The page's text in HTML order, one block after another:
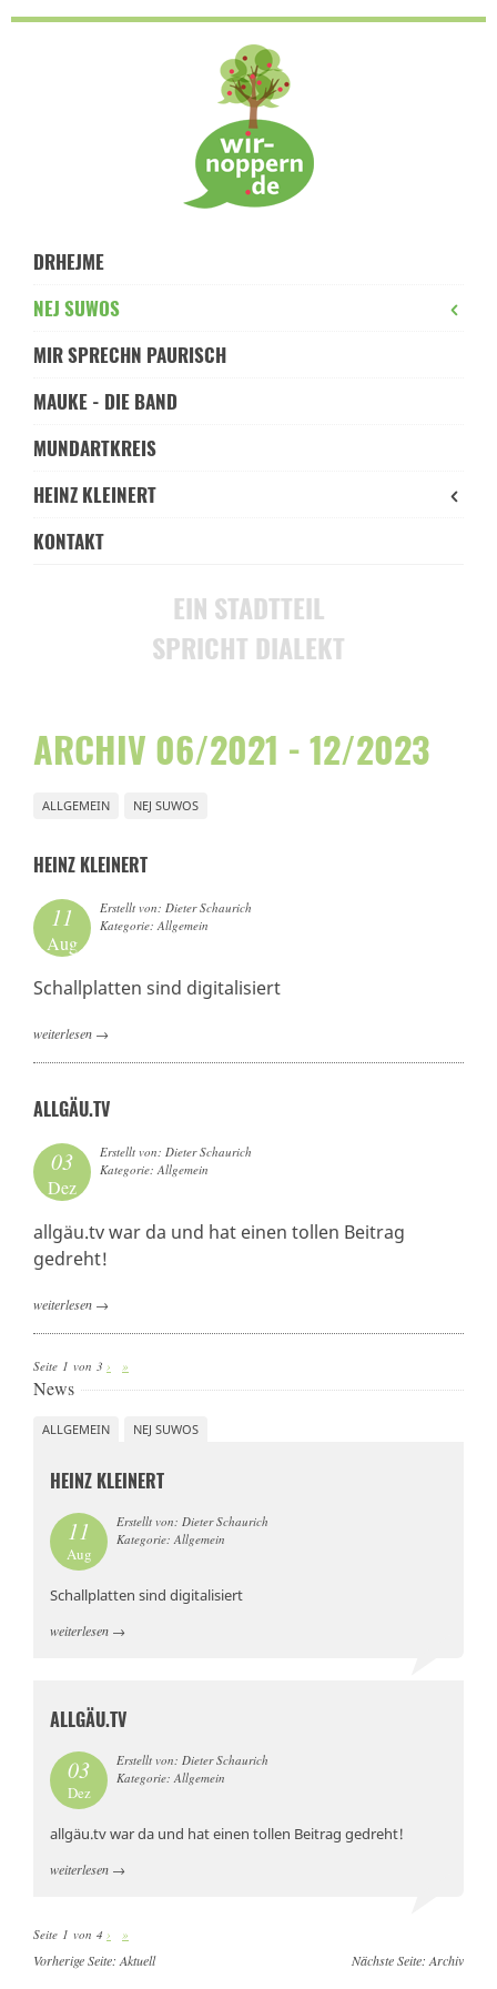
DRHEJME
NEJ SUWOS
MIR SPRECHN PAURISCH
MAUKE - DIE BAND
MUNDARTKREIS
HEINZ KLEINERT
KONTAKT
EIN STADTTEIL
SPRICHT DIALEKT
ARCHIV 06/2021 - 12/2023
ALLGEMEIN NEJ SUWOS
HEINZ KLEINERT
11
Aug
Erstellt von: Dieter Schaurich
Kategorie: Allgemein
Schallplatten sind digitalisiert
weiterlesen →
ALLGÄU.TV
03
Dez
Erstellt von: Dieter Schaurich
Kategorie: Allgemein
allgäu.tv war da und hat einen tollen Beitrag
gedreht!
weiterlesen →
Seite 1 von 3 › »
News
ALLGEMEIN NEJ SUWOS
HEINZ KLEINERT
11
Aug
Erstellt von: Dieter Schaurich
Kategorie: Allgemein
Schallplatten sind digitalisiert
weiterlesen →
ALLGÄU.TV
03
Dez
Erstellt von: Dieter Schaurich
Kategorie: Allgemein
allgäu.tv war da und hat einen tollen Beitrag gedreht!
weiterlesen →
Seite 1 von 4 › »
Vorherige Seite: Aktuell Nächste Seite: Archiv